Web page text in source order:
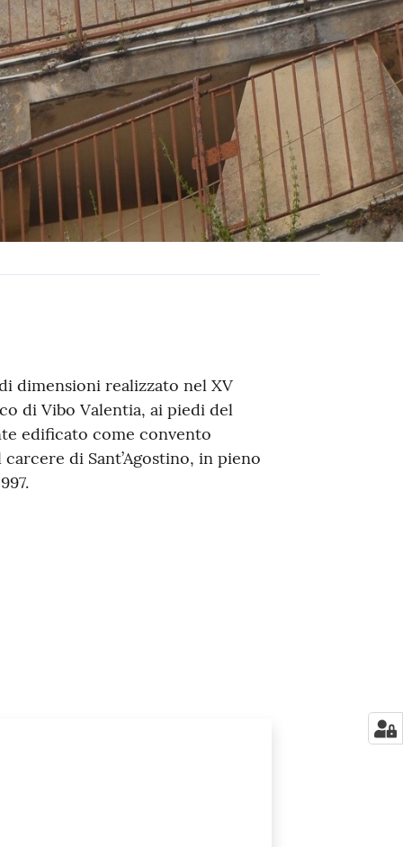
dimensioni realizzato nel XV
di Vibo Valentia, ai piedi del
edificato come convento
di Sant’Agostino, in pieno